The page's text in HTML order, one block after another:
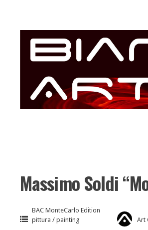
content
Massimo Soldi
BAC MonteCarlo Edition
pittura / painting
Art